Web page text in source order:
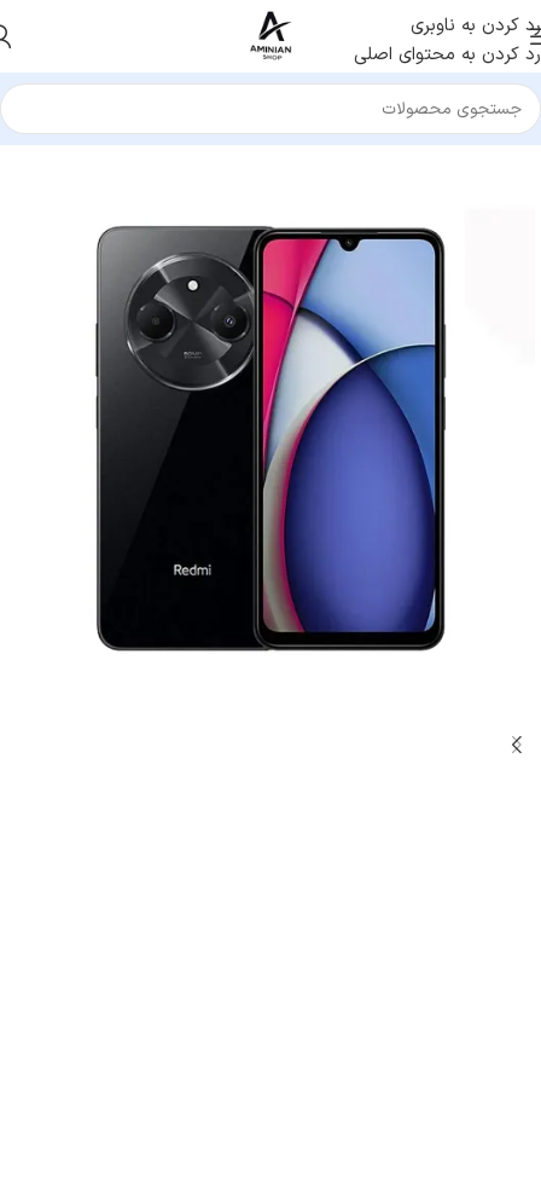
رد کردن به ناوبری
رد کردن به محتوای اصلی
خانه/موبایل